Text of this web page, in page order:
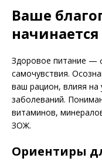
Ваше
Здоровое питание —
самочувствия.
ваш рацион, влияя на
заболеваний.
витаминов,
ЗОЖ.
Ориентиры